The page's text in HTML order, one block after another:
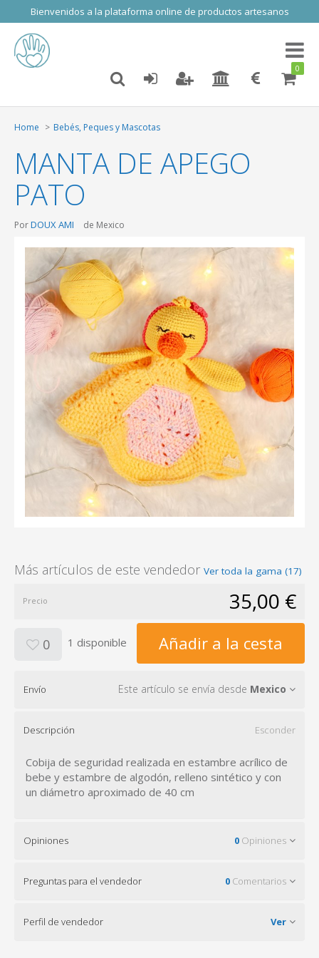
Bienvenidos a la plataforma online de productos artesanos
Toggle
0
Home Bebés, Peques y Mascotas
MANTA DE APEGO
PATO
PorDOUX AMI de Mexico
Más artículos de este vendedor Ver toda la gama (17)
Precio 35,00 €
0 1 disponible Añadir a la cesta
Envío Este artículo se envía desde Mexico
Descripción Esconder
Cobija de seguridad realizada en estambre acrílico de
bebe y estambre de algodón, relleno sintético y con
un diámetro aproximado de 40 cm
Opiniones 0 Opiniones
Preguntas para el vendedor 0 Comentarios
Perfil de vendedor Ver